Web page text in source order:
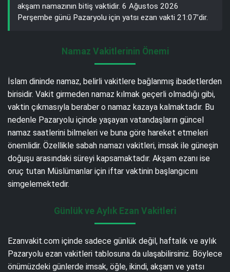
akşam namazının bitiş vaktidir. 6 Ağustos 2026
Perşembe günü Pazaryolu için yatsı ezan vakti 21:07’dir.
Namaz Vakitlerinin Önemi
İslam dininde namaz, belirli vakitlere bağlanmış ibadetlerden
birisidir. Vakit girmeden namaz kılmak geçerli olmadığı gibi,
vaktin çıkmasıyla beraber o namaz kazaya kalmaktadır. Bu
nedenle Pazaryolu içinde yaşayan vatandaşların güncel
namaz saatlerini bilmeleri ve buna göre hareket etmeleri
önemlidir. Özellikle sabah namazı vakitleri, imsak ile güneşin
doğuşu arasındaki süreyi kapsamaktadır. Akşam ezanı ise
oruç tutan Müslümanlar için iftar vaktinin başlangıcını
simgelemektedir.
Günlük ve Aylık Ezan Vakitleri
Ezanvakit.com içinde sadece günlük değil, haftalık ve aylık
Pazaryolu ezan vakitleri tablosuna da ulaşabilirsiniz. Böylece
önümüzdeki günlerde imsak, öğle, ikindi, akşam ve yatsı